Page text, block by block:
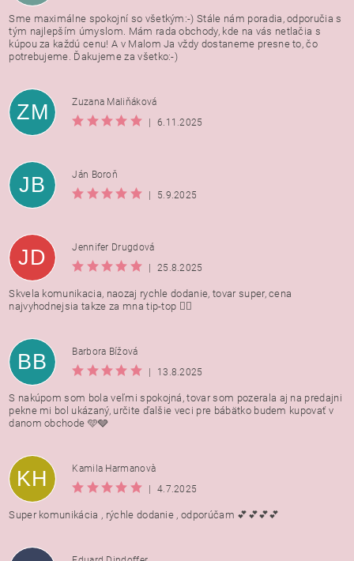
Sme maximálne spokojní so všetkým:-) Stále nám poradia, odporučia s
tým najlepším úmyslom. Mám rada obchody, kde na vás netlačia s
kúpou za každú cenu! A v Malom Ja vždy dostaneme presne to, čo
potrebujeme. Ďakujeme za všetko:-)
ZM
Zuzana Maliňáková
6.11.2025
JB
Ján Boroň
5.9.2025
JD
Jennifer Drugdová
25.8.2025
Skvela komunikacia, naozaj rychle dodanie, tovar super, cena
najvyhodnejsia takze za mna tip-top 👍🏻
BB
Barbora Bížová
13.8.2025
S nakúpom som bola veľmi spokojná, tovar som pozerala aj na predajni
pekne mi bol ukázaný, určite ďalšie veci pre bábätko budem kupovať v
danom obchode 🩵🩶
KH
Kamila Harmanovà
4.7.2025
Super komunikácia , rýchle dodanie , odporúčam 💕💕💕💕